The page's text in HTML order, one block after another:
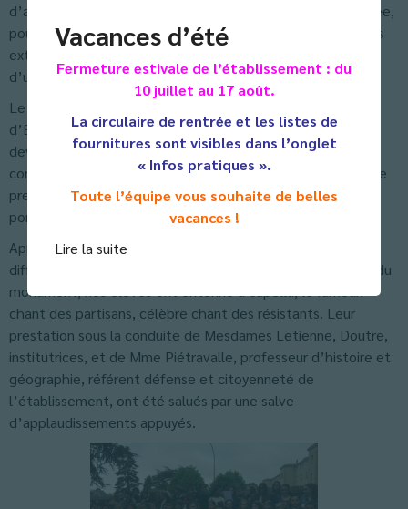
Vacances d’été
Fermeture estivale de l’établissement : du
10 juillet au 17 août.
La circulaire de rentrée et les listes de
fournitures sont visibles dans l’onglet
« Infos pratiques ».
Toute l’équipe vous souhaite de belles
vacances !
Lire la suite
d’abord décoré les soldats s’étant illustrés pendant l’année,
pour des actes faisant honneur à la patrie, lors d’opérations
extérieures ou intérieures, ou encore pour saluer la qualité
d’un engagement sans faille pour la Nation.
Le Sous-préfet a par la suite lu le message du secrétaire
d’Etat aux anciens combattants rappelant l’importance du
devoir de Mémoire : «À une heure où nous sommes
confrontés à la montée du terrorisme, le devoir de mémoire
prend tout son sens. Et nous poursuivons aujourd’hui pour
porter haut les valeurs de la République.»
Après avoir rallumé la flamme du souvenir et que les
différentes personnalités aient déposé les gerbes au pied du
monument, nos élèves ont entonné à capella, le fameux
chant des partisans, célèbre chant des résistants. Leur
prestation sous la conduite de Mesdames Letienne, Doutre,
institutrices, et de Mme Piétravalle, professeur d’histoire et
géographie, référent défense et citoyenneté de
l’établissement, ont été salués par une salve
d’applaudissements appuyés.